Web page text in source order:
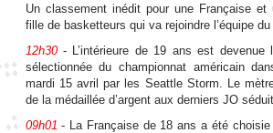
Un classement inédit pour une Française
fille de basketteurs qui va rejoindre l’équipe
12h30- L’intérieure de 19 ans est devenue
sélectionnée du championnat américain
mardi 15 avril par les Seattle Storm. Le
de la médaillée d’argent aux derniers JO
09h01 - La Française de 18 ans a été